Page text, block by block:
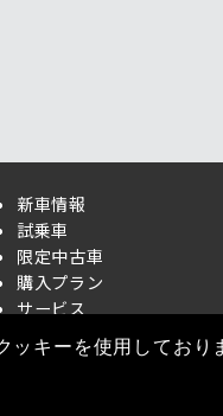
新車情報
試乗車
限定中古車
購入プラン
サービス
キーを使用してお